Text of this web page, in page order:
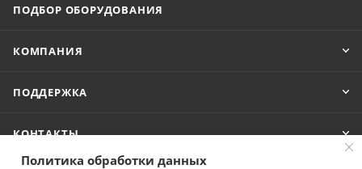
ПОДБОР ОБОРУДОВАНИЯ
КОМПАНИЯ
ПОДДЕРЖКА
КОНТАКТЫ
Политика обработки данных